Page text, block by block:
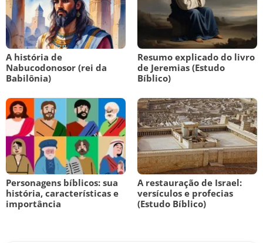
A história de
Nabucodonosor (rei da
Babilônia)
Resumo explicado do livro
de Jeremias (Estudo
Bíblico)
Personagens bíblicos: sua
história, características e
importância
A restauração de Israel:
versículos e profecias
(Estudo Bíblico)